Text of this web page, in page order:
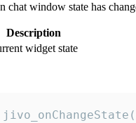
chat window state has
Description
widget state